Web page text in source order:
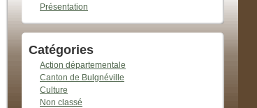
Présentation
Catégories
Action départementale
Canton de Bulgnéville
Culture
Non classé